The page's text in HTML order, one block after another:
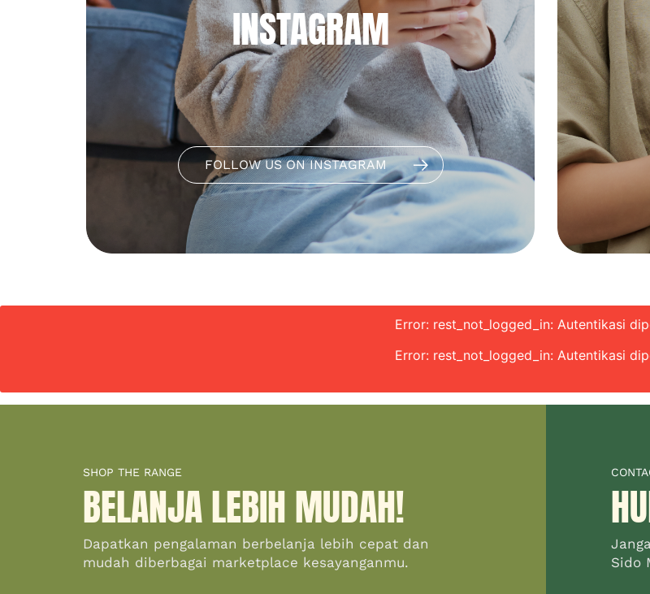
INSTAGRAM
FOLLOW US ON INSTAGRAM
Error: rest_not_logged_in: Autentikasi
Error: rest_not_logged_in: Autentikasi
SHOP THE RANGE
BELANJA LEBIH MUDAH!
Dapatkan pengalaman berbelanja lebih cepat dan
mudah diberbagai marketplace kesayanganmu.
Sido